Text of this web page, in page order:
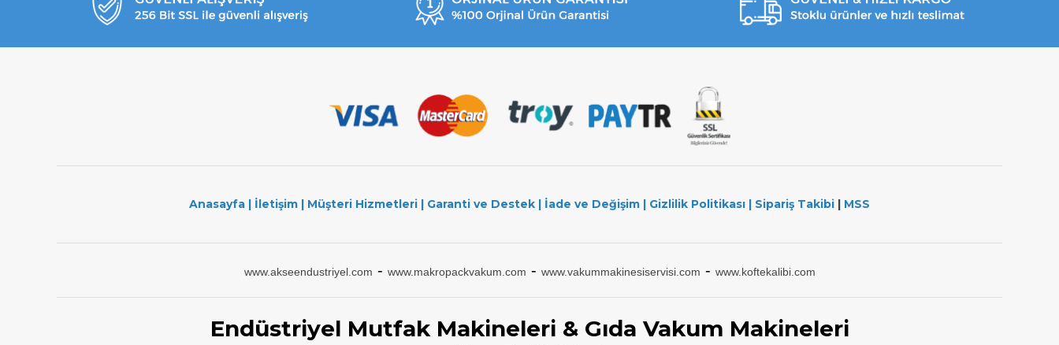
Anasayfa | İletişim | Müşteri Hizmetleri | Garanti ve Destek | İade ve Değişim | Gizlilik Politikası | Sipariş Takibi | MSS
www.akseendustriyel.com - www.makropackvakum.com - www.vakummakinesiservisi.com - www.koftekalibi.com
Endüstriyel Mutfak Makineleri & Gıda Vakum Makineleri